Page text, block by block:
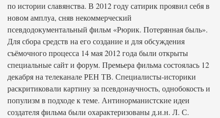
по истории славянства. В 2012 году сатирик проявил себя в
новом амплуа, сняв некоммерческий
псевдодокументальный фильм «Рюрик. Потерянная быль».
Для сбора средств на его создание и для обсуждения
съёмочного процесса 14 мая 2012 года были открыты
специальные сайт и форум. Премьера фильма состоялась 12
декабря на телеканале РЕН ТВ. Специалисты-историки
раскритиковали картину за псевдонаучность, однобокость и
популизм в подходе к теме. Антинорманистские идеи
создателя фильма были охарактеризованы д.и.н. Л. С.